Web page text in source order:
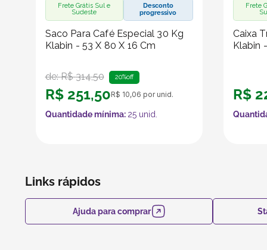
Frete Grátis Sul e
Sudeste
Desconto
progressivo
Saco Para Café Especial 30 Kg
Klabin - 53 X 80 X 16 Cm
de:R$ 314,50 20%off
R$ 251,50R$ 10,06 por unid.
Quantidade mínima: 25unid.
Frete
Caixa
Klabin
R$
Links rápidos
Ajuda para comprar